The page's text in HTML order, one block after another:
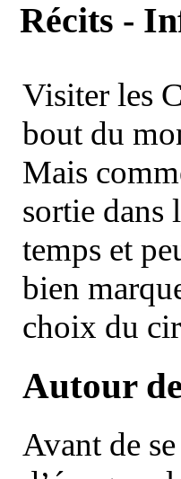
Récits -
Visiter les
bout du
Mais
sortie dans
temps et
bien
choix du
Autour
Avant de